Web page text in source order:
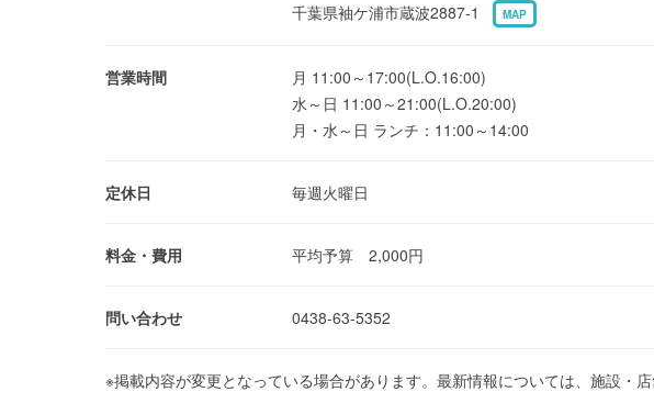
千葉県袖ケ浦市蔵波2887-1
MAP
営業時間
月 11:00～17:00(L.O.16:00)
水～日 11:00～21:00(L.O.20:00)
月・水～日 ランチ：11:00～14:00
定休日 毎週火曜日
料金・費用 平均予算 2,000円
問い合わせ 0438-63-5352
※掲載内容が変更となっている場合があります。最新情報については、施設・